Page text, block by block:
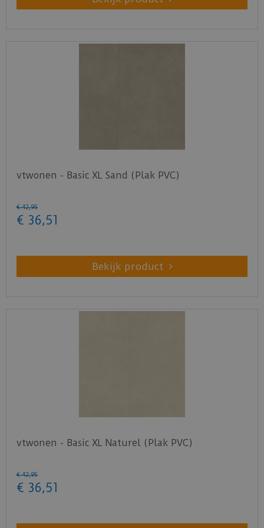
vtwonen - Basic XL Sand (Plak PVC)
€ 42,95
€ 36,51
Bekijk product
vtwonen - Basic XL Naturel (Plak PVC)
€ 42,95
€ 36,51